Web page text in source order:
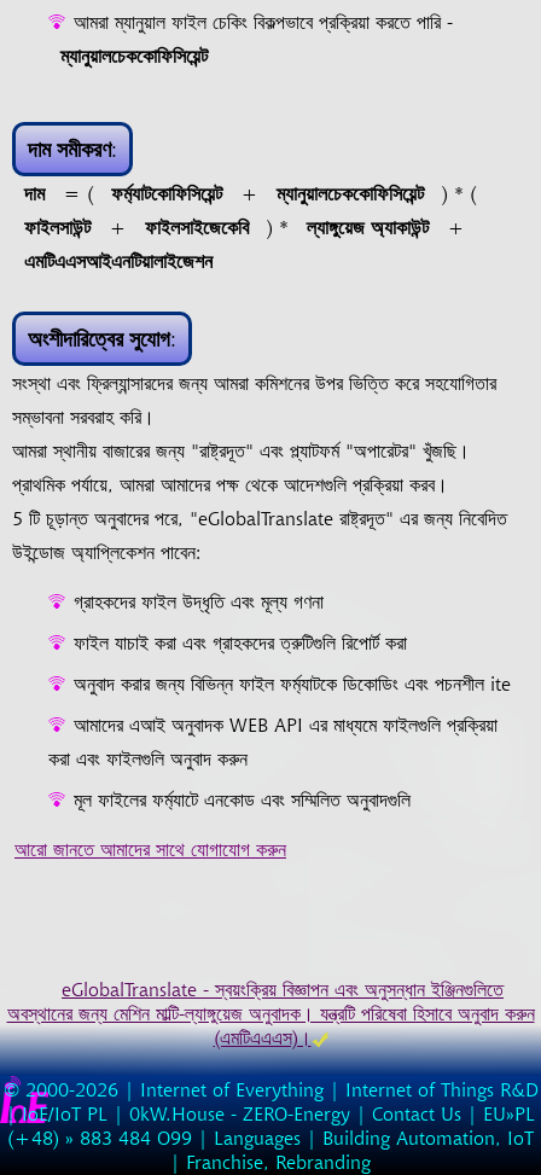
আমরা ম্যানুয়াল ফাইল চেকিং বিকল্পভাবে প্রক্রিয়া করতে পারি -
ম্যানুয়ালচেককোফিসিয়েন্ট
দাম সমীকরণ:
দাম = ( ফর্ম্যাটকোফিসিয়েন্ট + ম্যানুয়ালচেককোফিসিয়েন্ট
) * (
ফাইলসাউন্ট
+ ফাইলসাইজেকেবি ) * ল্যাঙ্গুয়েজ অ্যাকাউন্ট
+
এমটিএএসআইএনটিয়ালাইজেশন
অংশীদারিত্বের সুযোগ:
সংস্থা এবং ফ্রিল্যান্সারদের জন্য আমরা কমিশনের উপর ভিত্তি করে সহযোগিতার
সম্ভাবনা সরবরাহ করি।
আমরা স্থানীয় বাজারের জন্য "রাষ্ট্রদূত" এবং প্ল্যাটফর্ম "অপারেটর" খুঁজছি।
প্রাথমিক পর্যায়ে, আমরা আমাদের পক্ষ থেকে আদেশগুলি প্রক্রিয়া করব।
5 টি চূড়ান্ত অনুবাদের পরে, "eGlobalTranslate রাষ্ট্রদূত" এর জন্য নিবেদিত
উইন্ডোজ অ্যাপ্লিকেশন পাবেন:
গ্রাহকদের ফাইল উদ্ধৃতি এবং মূল্য গণনা
ফাইল যাচাই করা এবং গ্রাহকদের ত্রুটিগুলি রিপোর্ট করা
অনুবাদ করার জন্য বিভিন্ন ফাইল ফর্ম্যাটকে ডিকোডিং এবং পচনশীল ite
আমাদের এআই অনুবাদক WEB API এর মাধ্যমে ফাইলগুলি প্রক্রিয়া
করা এবং ফাইলগুলি অনুবাদ করুন
মূল ফাইলের ফর্ম্যাটে এনকোড এবং সম্মিলিত অনুবাদগুলি
আরো জানতে আমাদের সাথে যোগাযোগ করুন
eGlobalTranslate - স্বয়ংক্রিয় বিজ্ঞাপন এবং অনুসন্ধান ইঞ্জিনগুলিতে
অবস্থানের জন্য মেশিন মাল্টি-ল্যাঙ্গুয়েজ অনুবাদক। যন্ত্রটি পরিষেবা হিসাবে অনুবাদ করুন
(এমটিএএএস)।
© 2000-2026 | Internet of Everything | Internet of Things R&D
|IoE/IoT PL | 0kW.House - ZERO-Energy | Contact Us | EU»PL
(+48) » 883 484 O99 | Languages | Building Automation, IoT
| Franchise, Rebranding